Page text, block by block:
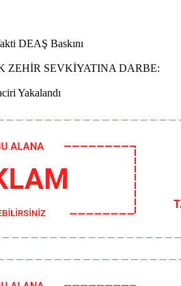
DEAŞ Baskını
ZEHİR SEVKİYATINA DARBE:
Yakalandı